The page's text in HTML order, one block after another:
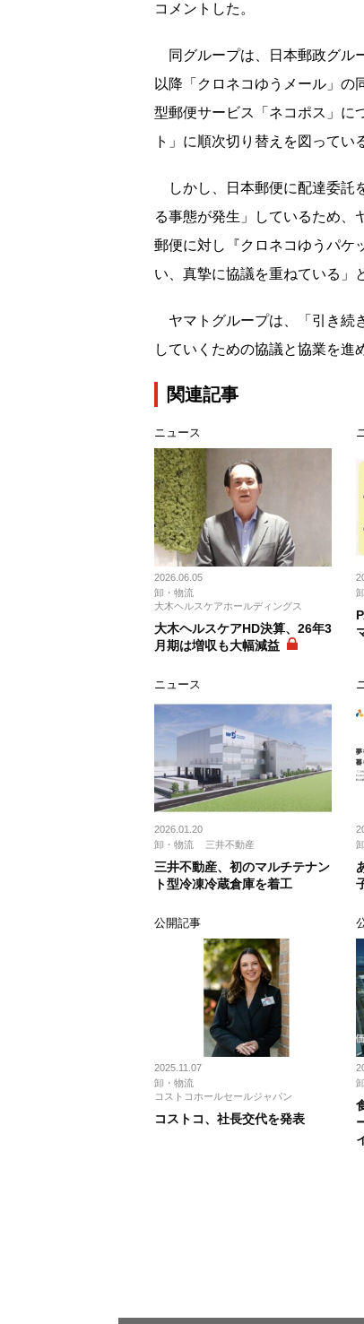
コメントした。
同グループは、日本郵政グル
以降「クロネコゆうメール」の
型郵便サービス「ネコポス」に
ト」に順次切り替えを図ってい
しかし、日本郵便に配達委託
る事態が発生」しているため、
郵便に対し『クロネコゆうパケ
い、真摯に協議を重ねている 」
ヤマトグループは、「 引き続
していくための協議と協業を進
関連記事
ニュース
2026.06.05
卸・物流
大木ヘルスケアホールディングス
大木ヘルスケアHD決算、26年3
月期は増収も大幅減益
ニュース
2026.01.20
卸・物流
三井不動産
三井不動産、初のマルチテナン
ト型冷凍冷蔵倉庫を着工
公開記事
2025.11.07
卸・物流
コストコホールセールジャパン
コストコ、社長交代を発表